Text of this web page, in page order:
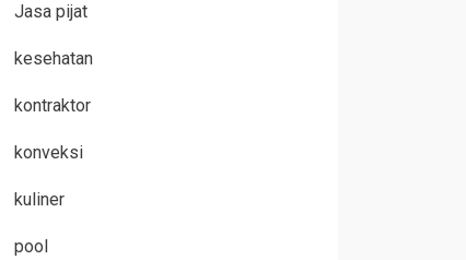
Jasa pijat
kesehatan
kontraktor
konveksi
kuliner
pool